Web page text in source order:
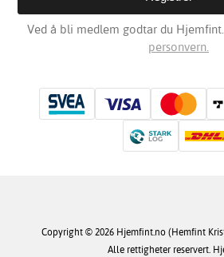
Ved å bli medlem godtar du
personvern.
Copyright © 2026 Hjemfint.no (Hemfint
Alle rettigheter reservert.